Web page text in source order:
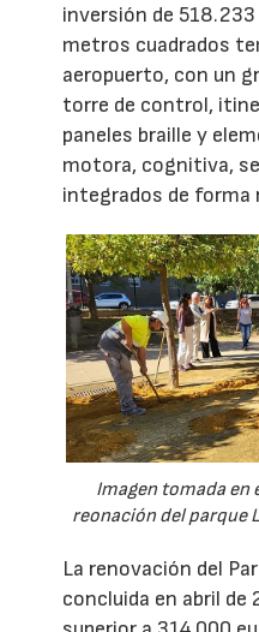
inversión de
metros cuadrados
aeropuerto, con un
torre de control,
paneles braille y
motora, cognitiva,
integrados de forma
Imagen tomada en
reonación del parque
La renovación del
concluida en abril de